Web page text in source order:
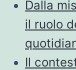
Dalla
il ruolo
Il